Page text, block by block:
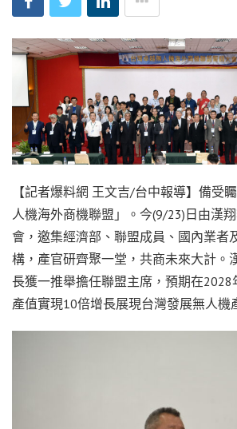
【記者爆料網 王文吉/台中報導】備受
人機海外商機聯盟」。今(9/23)日由漢
會，邀集經濟部、聯盟成員、國內業者
構，產官研齊聚一堂，共商未來大計。
長獲一推舉擔任聯盟主席，預期在
產值實現10倍增長展現台灣發展無人機